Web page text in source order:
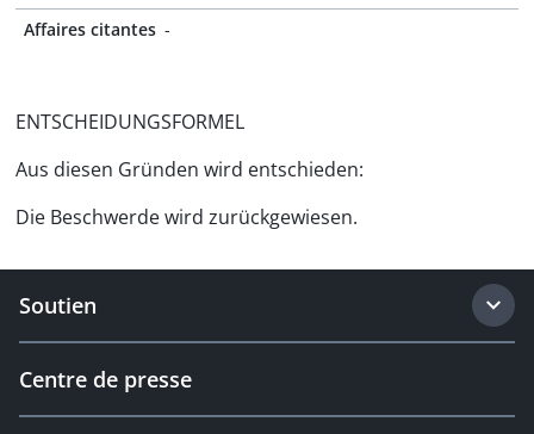
Affaires citantes -
ENTSCHEIDUNGSFORMEL
Aus diesen Gründen wird entschieden:
Die Beschwerde wird zurückgewiesen.
Soutien
Centre de presse